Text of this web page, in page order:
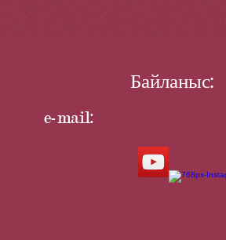
Байланыс:
e-mail: